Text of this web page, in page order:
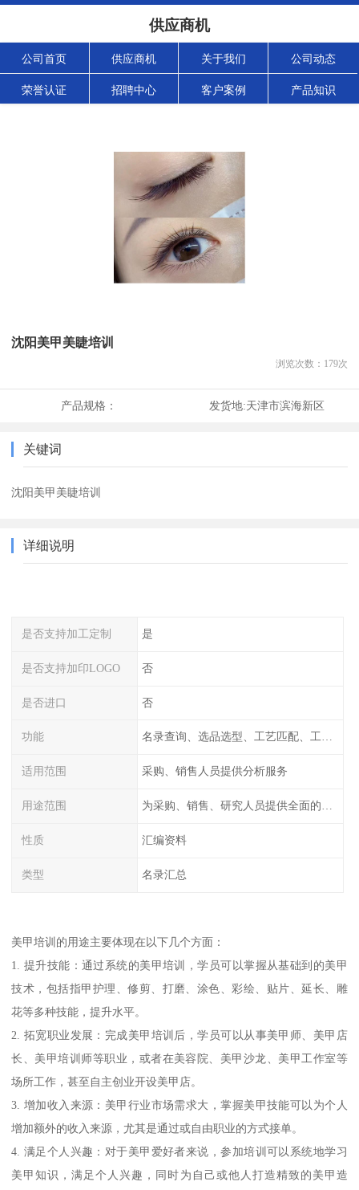
供应商机
公司首页 供应商机 关于我们 公司动态
荣誉认证 招聘中心 客户案例 产品知识
沈阳美甲美睫培训
浏览次数： 179次
产品规格： 发货地:天津市滨海新区
关键词
沈阳美甲美睫培训
详细说明
是否支持加工定制 是
是否支持加印LOGO 否
是否进口 否
功能 名录查询、选品选型、工艺匹配、工厂排名、价格统计、市场分析
适用范围 采购、销售人员提供分析服务
用途范围
性质 汇编资料
类型 名录汇总
美甲培训的用途主要体现在以下几个方面：
1. 提升技能：通过系统的美甲培训，学员可以掌握从基础到的美甲
技术，包括指甲护理、修剪、打磨、涂色、彩绘、贴片、延长、雕
花等多种技能，提升水平。
2. 拓宽职业发展：完成美甲培训后，学员可以从事美甲师、美甲店
长、美甲培训师等职业，或者在美容院、美甲沙龙、美甲工作室等
场所工作，甚至自主创业开设美甲店。
3. 增加收入来源：美甲行业市场需求大，掌握美甲技能可以为个人
增加额外的收入来源，尤其是通过或自由职业的方式接单。
4. 满足个人兴趣：对于美甲爱好者来说，参加培训可以系统地学习
美甲知识，满足个人兴趣，同时为自己或他人打造精致的美甲造